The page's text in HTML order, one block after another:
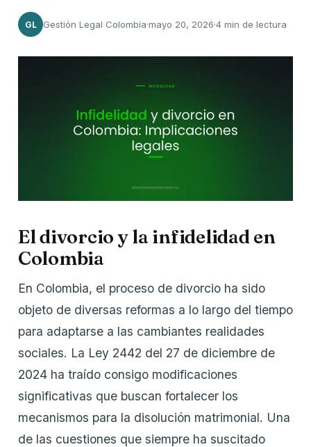
GL Gestión Legal Colombia·mayo 20, 2026·4 min de lectura
El divorcio y la infidelidad en
Colombia
En Colombia, el proceso de divorcio ha sido
objeto de diversas reformas a lo largo del tiempo
para adaptarse a las cambiantes realidades
sociales. La Ley 2442 del 27 de diciembre de
2024 ha traído consigo modificaciones
significativas que buscan fortalecer los
mecanismos para la disolución matrimonial. Una
de las cuestiones que siempre ha suscitado